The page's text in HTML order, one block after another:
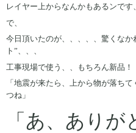
レイヤー上からなんかもあるンです
で、
今日頂いたのが、、、、、驚くな
ト”、、、
工事現場で使う、、もちろん新品！
「地震が来たら、上から物が落ち
つね」
「あ、ありが